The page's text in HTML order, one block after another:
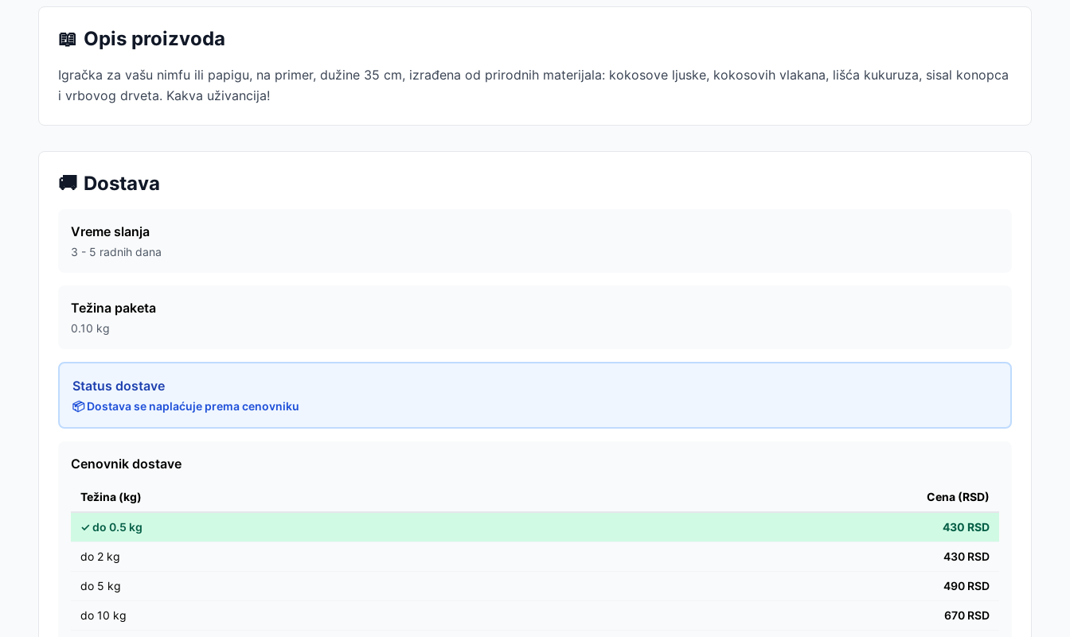
📖 Opis proizvoda
Igračka za vašu nimfu ili papigu, na primer, dužine 35 cm, izrađena od prirodnih materijala: kokosove ljuske, kokosovih vlakana, lišća kukuruza, sisal konopca
i vrbovog drveta. Kakva uživancija!
🚚 Dostava
Vreme slanja
3 - 5 radnih dana
Težina paketa
0.10 kg
Status dostave
📦 Dostava se naplaćuje prema cenovniku
Cenovnik dostave
Težina (kg) Cena (RSD)
✓do 0.5 kg 430 RSD
do 2 kg 430 RSD
do 5 kg 490 RSD
do 10 kg 670 RSD